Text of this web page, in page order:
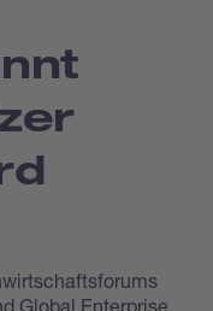
Global Enterprise